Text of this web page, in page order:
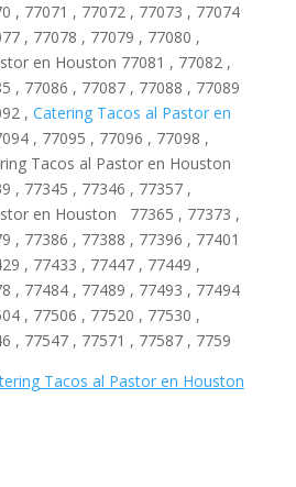
, 77071 , 77072 , 77073 , 77074
, 77078 , 77079 , 77080 ,
en Houston 77081 , 77082 ,
, 77086 , 77087 , 77088 , 77089
, Catering Tacos al Pastor en
, 77095 , 77096 , 77098 ,
Tacos al Pastor en Houston
, 77345 , 77346 , 77357 ,
en Houston 77365 , 77373 ,
, 77386 , 77388 , 77396 , 77401
, 77433 , 77447 , 77449 ,
, 77484 , 77489 , 77493 , 77494
, 77506 , 77520 , 77530 ,
, 77547 , 77571 , 77587 , 7759
Tacos al Pastor en Houston